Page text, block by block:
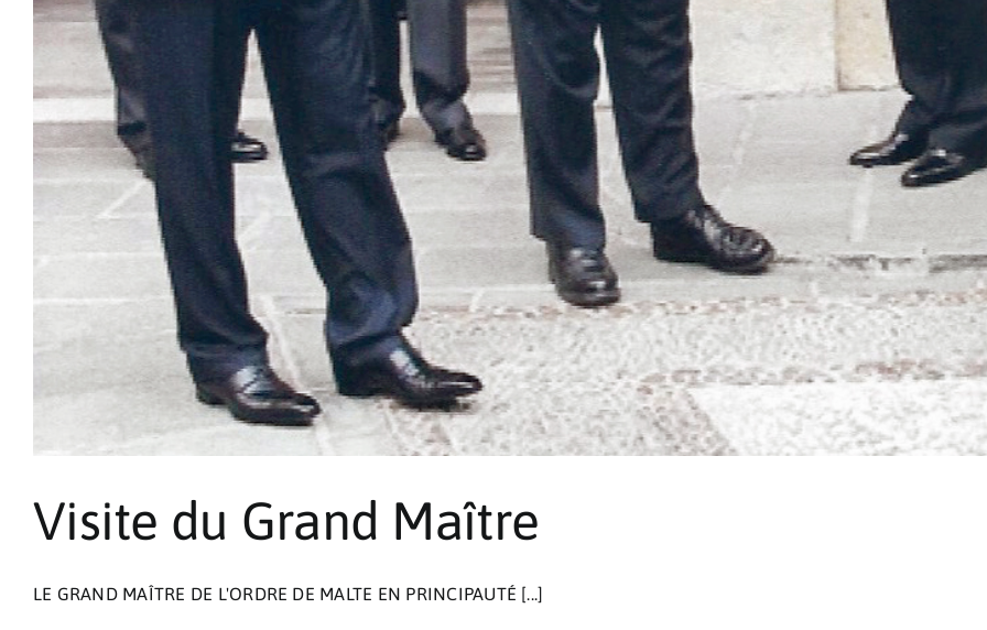
Visite du Grand Maître
LE GRAND MAÎTRE DE L'ORDRE DE MALTE EN PRINCIPAUTÉ [...]